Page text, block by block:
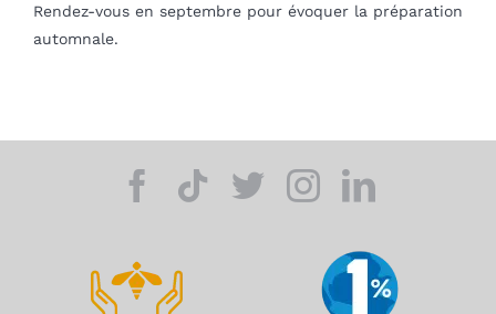
Rendez-vous en septembre pour évoquer la préparation
automnale.